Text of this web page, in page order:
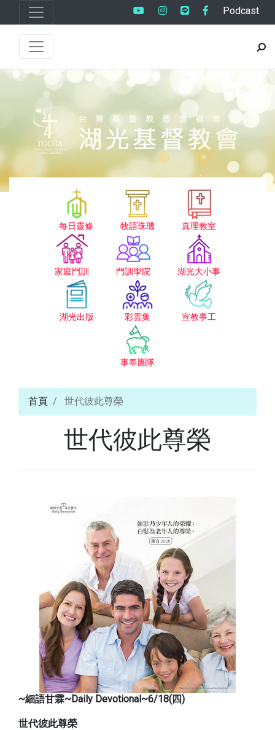
Podcast
每日靈修 牧語珠璣 真理教室
家庭門訓 門訓學院 湖光大小事
湖光出版 彩雲集 宣教事工
事奉團隊
首頁 世代彼此尊榮
世代彼此尊榮
~細語甘霖~Daily Devotional~6/18(四)
世代彼此尊榮